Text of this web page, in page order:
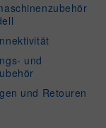
und
und Retouren